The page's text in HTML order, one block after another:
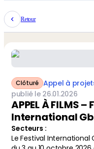
Retour
Clôturé Appel à
publié le 26.01.2026
APPEL À FILMS
International
Secteurs :
Le Festival International